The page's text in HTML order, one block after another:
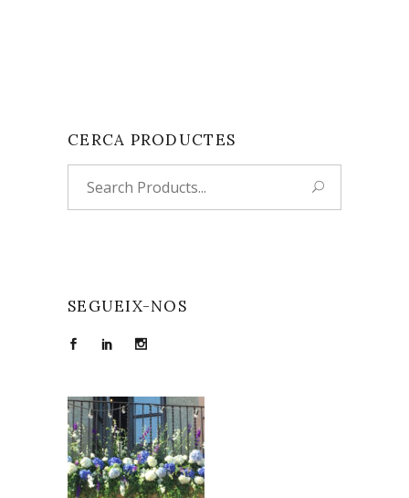
CERCA PRODUCTES
Search
for:
SEGUEIX-NOS